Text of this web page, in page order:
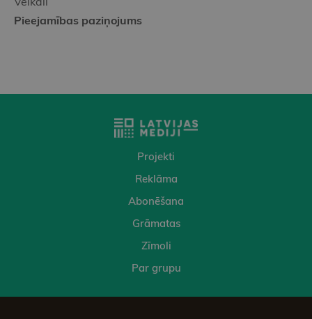
Pieejamības paziņojums
Projekti
Reklāma
Abonēšana
Grāmatas
Zīmoli
Par grupu